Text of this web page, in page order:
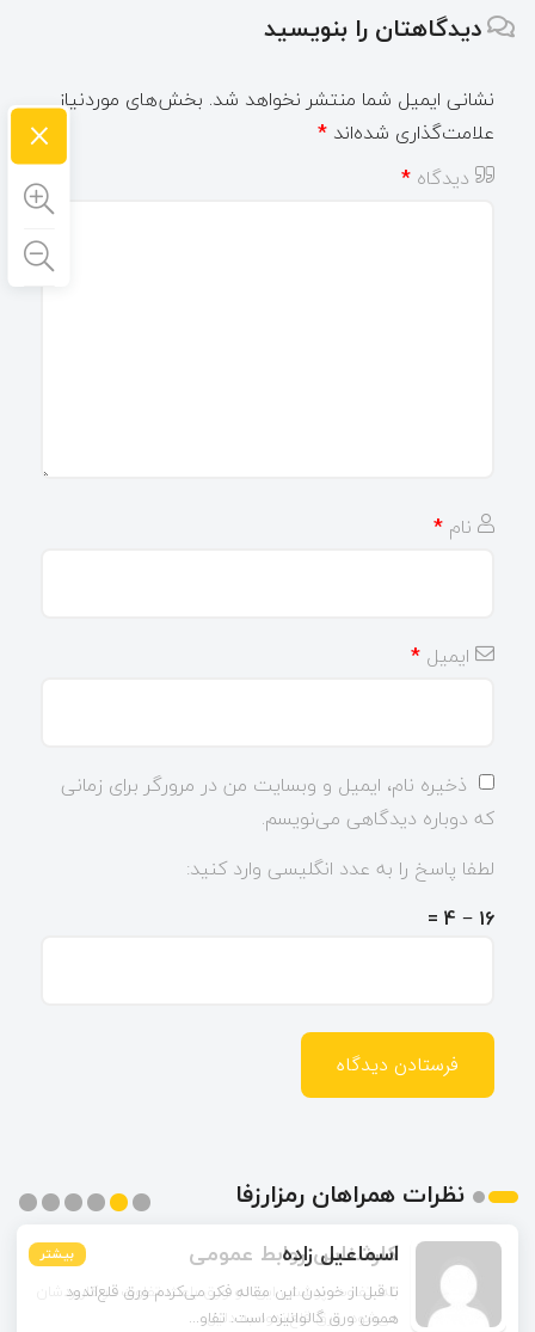
دیدگاهتان را بنویسید
نشانی ایمیل شما منتشر نخواهد شد. بخش‌های موردنیاز
علامت‌گذاری شده‌اند *
دیدگاه *
نام *
ایمیل *
ذخیره نام، ایمیل و وبسایت من در مرورگر برای زمانی
که دوباره دیدگاهی می‌نویسم.
لطفا پاسخ را به عدد انگلیسی وارد کنید:
16 − 4 =
نظرات همراهان رمزارزفا
بیشتر اسماعیل زاده بیشتر
تا قبل از خوندن این مقاله فکر می‌کردم ورق قلع‌اندود
همون ورق گالوانیزه است. تفاو...
بیشتر
بیشتر
بیشتر
بیشتر
×